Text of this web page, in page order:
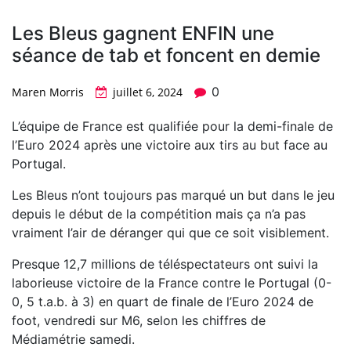
Les Bleus gagnent ENFIN une
séance de tab et foncent en demie
Maren Morris juillet 6, 2024 0
L’équipe de France est qualifiée pour la demi-finale de
l’Euro 2024 après une victoire aux tirs au but face au
Portugal.
Les Bleus n’ont toujours pas marqué un but dans le jeu
depuis le début de la compétition mais ça n’a pas
vraiment l’air de déranger qui que ce soit visiblement.
Presque 12,7 millions de téléspectateurs ont suivi la
laborieuse victoire de la France contre le Portugal (0-
0, 5 t.a.b. à 3) en quart de finale de l’Euro 2024 de
foot, vendredi sur M6, selon les chiffres de
Médiamétrie samedi.